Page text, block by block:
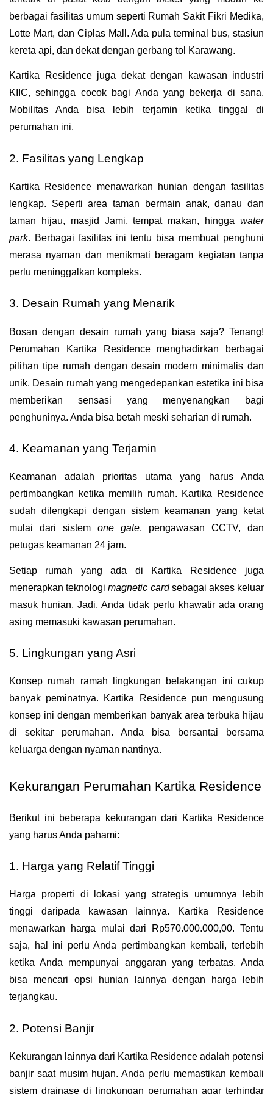
berbagai fasilitas umum seperti Rumah Sakit Fikri Medika,
Lotte Mart, dan Ciplas Mall. Ada pula terminal bus, stasiun
kereta api, dan dekat dengan gerbang tol Karawang.
Kartika Residence juga dekat dengan kawasan industri
KIIC, sehingga cocok bagi Anda yang bekerja di sana.
Mobilitas Anda bisa lebih terjamin ketika tinggal di
perumahan ini.
2. Fasilitas yang Lengkap
Kartika Residence menawarkan hunian dengan fasilitas
lengkap. Seperti area taman bermain anak, danau dan
taman hijau, masjid Jami, tempat makan, hingga water
park. Berbagai fasilitas ini tentu bisa membuat penghuni
merasa nyaman dan menikmati beragam kegiatan tanpa
perlu meninggalkan kompleks.
3. Desain Rumah yang Menarik
Bosan dengan desain rumah yang biasa saja? Tenang!
Perumahan Kartika Residence menghadirkan berbagai
pilihan tipe rumah dengan desain modern minimalis dan
unik. Desain rumah yang mengedepankan estetika ini bisa
memberikan sensasi yang menyenangkan bagi
penghuninya. Anda bisa betah meski seharian di rumah.
4. Keamanan yang Terjamin
Keamanan adalah prioritas utama yang harus Anda
pertimbangkan ketika memilih rumah. Kartika Residence
sudah dilengkapi dengan sistem keamanan yang ketat
mulai dari sistem one gate, pengawasan CCTV, dan
petugas keamanan 24 jam.
Setiap rumah yang ada di Kartika Residence juga
menerapkan teknologi magnetic card sebagai akses keluar
masuk hunian. Jadi, Anda tidak perlu khawatir ada orang
asing memasuki kawasan perumahan.
5. Lingkungan yang Asri
Konsep rumah ramah lingkungan belakangan ini cukup
banyak peminatnya. Kartika Residence pun mengusung
konsep ini dengan memberikan banyak area terbuka hijau
di sekitar perumahan. Anda bisa bersantai bersama
keluarga dengan nyaman nantinya.
Kekurangan Perumahan Kartika Residence
Berikut ini beberapa kekurangan dari Kartika Residence
yang harus Anda pahami:
1. Harga yang Relatif Tinggi
Harga properti di lokasi yang strategis umumnya lebih
tinggi daripada kawasan lainnya. Kartika Residence
menawarkan harga mulai dari Rp570.000.000,00. Tentu
saja, hal ini perlu Anda pertimbangkan kembali, terlebih
ketika Anda mempunyai anggaran yang terbatas. Anda
bisa mencari opsi hunian lainnya dengan harga lebih
terjangkau.
2. Potensi Banjir
Kekurangan lainnya dari Kartika Residence adalah potensi
banjir saat musim hujan. Anda perlu memastikan kembali
sistem drainase di lingkungan perumahan agar terhindar